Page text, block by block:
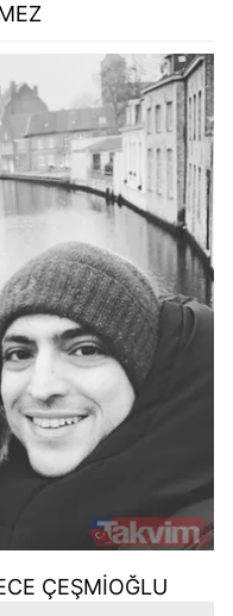
ÇEŞMİOĞLU